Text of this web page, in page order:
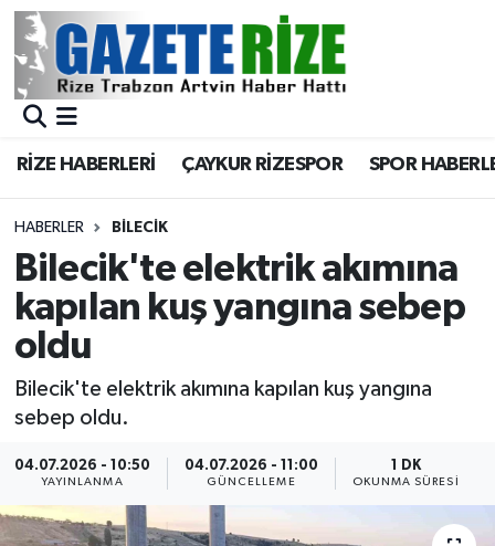
RİZE HABERLERİ ÇAYKUR RİZESPOR SPOR
HABERLER BILECIK
Bilecik'te elektrik akımına
kapılan kuş yangına sebep
oldu
Bilecik'te elektrik akımına kapılan kuş yangına
sebep oldu.
04.07.2026 - 10:50
YAYINLANMA
04.07.2026 - 11:00
GÜNCELLEME
1 DK
OKUNMA SÜRESI
BÖLGEMİZ
Asayiş
Rize Jandarma Komutanlığı
Bilim Teknoloji
Advertising news
Canlı Maç
ÇEVRE
Merkez Nöbetçi Eczaneler
Merkez Trafik Yoğunluk Haritası
Süper Lig Puan Durumu ve Fikstür
Tüm Manşetler
Haber Arşivi